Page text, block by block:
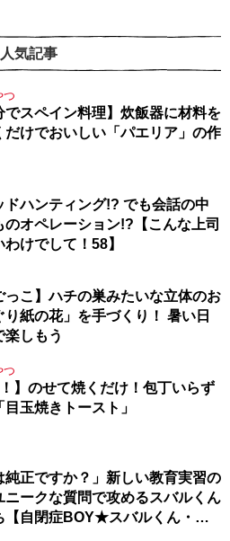
人気記事
つ
でスペイン料理】炊飯器に材料を
だけでおいしい「パエリア」の作
ドハンティング!? でも会話の中
のオペレーション!?【こんな上司
わけでして！58】
っこ】ハチの巣みたいな立体のお
り紙の花」を手づくり！ 暑い日
楽しもう
つ
！】のせて焼くだけ！包丁いらず
玉焼きトースト」
純正ですか？」新しい教育実習の
ニークな質問で攻めるスバルくん
【自閉症BOY★スバルくん・